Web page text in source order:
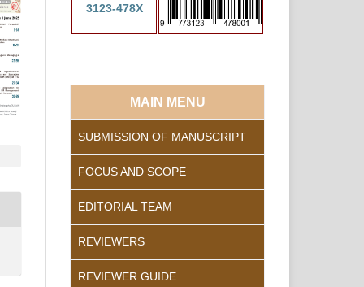
3123-478X
MAIN MENU
SUBMISSION OF MANUSCRIPT
FOCUS AND SCOPE
EDITORIAL TEAM
REVIEWERS
REVIEWER GUIDE